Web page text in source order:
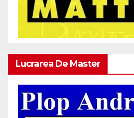
Lucrarea De Master